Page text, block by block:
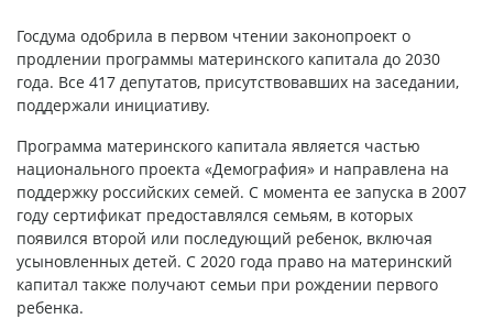
Госдума одобрила в первом чтении законопроект о
продлении программы материнского капитала до 2030
года. Все 417 депутатов, присутствовавших на заседании,
поддержали инициативу.
Программа материнского капитала является частью
национального проекта «Демография» и направлена на
поддержку российских семей. С момента ее запуска в 2007
году сертификат предоставлялся семьям, в которых
появился второй или последующий ребенок, включая
усыновленных детей. С 2020 года право на материнский
капитал также получают семьи при рождении первого
ребенка.